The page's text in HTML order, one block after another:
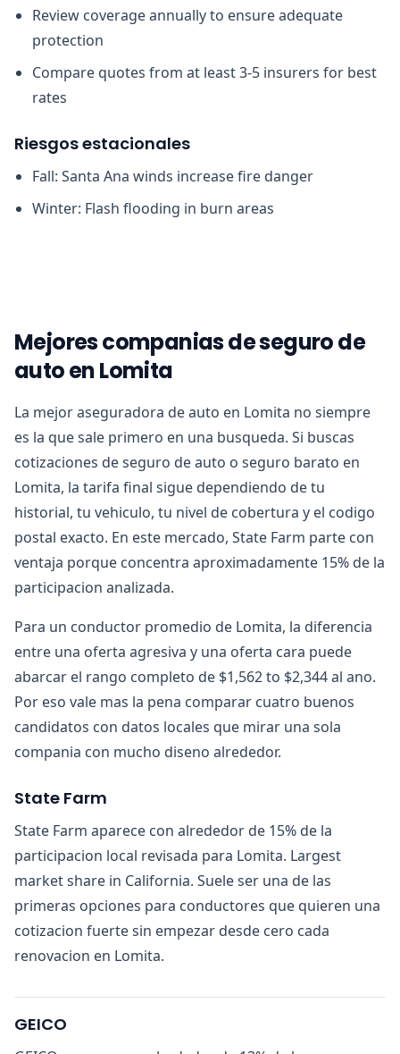
Review coverage annually to ensure adequate
protection
Compare quotes from at least 3-5 insurers for best
rates
Riesgos estacionales
Fall: Santa Ana winds increase fire danger
Winter: Flash flooding in burn areas
Mejores companias de seguro de
auto en Lomita
La mejor aseguradora de auto en Lomita no siempre
es la que sale primero en una busqueda. Si buscas
cotizaciones de seguro de auto o seguro barato en
Lomita, la tarifa final sigue dependiendo de tu
historial, tu vehiculo, tu nivel de cobertura y el codigo
postal exacto. En este mercado, State Farm parte con
ventaja porque concentra aproximadamente 15% de la
participacion analizada.
Para un conductor promedio de Lomita, la diferencia
entre una oferta agresiva y una oferta cara puede
abarcar el rango completo de $1,562 to $2,344 al ano.
Por eso vale mas la pena comparar cuatro buenos
candidatos con datos locales que mirar una sola
compania con mucho diseno alrededor.
State Farm
State Farm aparece con alrededor de 15% de la
participacion local revisada para Lomita. Largest
market share in California. Suele ser una de las
primeras opciones para conductores que quieren una
cotizacion fuerte sin empezar desde cero cada
renovacion en Lomita.
GEICO